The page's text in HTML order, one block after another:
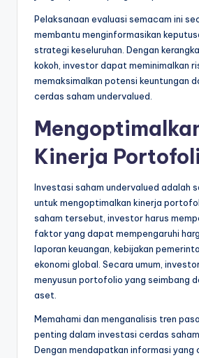
Pelaksanaan evaluasi semacam ini
membantu menginformasikan
strategi keseluruhan. Dengan
kokoh, investor dapat meminimalkan
memaksimalkan potensi keuntungan
cerdas saham undervalued.
Kinerja
Investasi saham undervalued adalah
untuk mengoptimalkan kinerja
saham tersebut, investor harus
faktor yang dapat mempengaruhi
laporan keuangan, kebijakan
ekonomi global. Secara umum,
menyusun portofolio yang seimbang
aset.
Memahami dan menganalisis tren
penting dalam investasi cerdas
Dengan mendapatkan informasi yang